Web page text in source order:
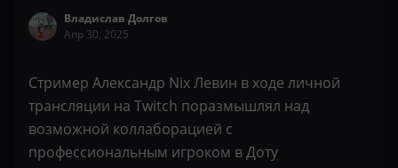
Владислав Долгов
Апр 30, 2025
Стример Александр Nix Левин в ходе личной
трансляции на Twitch поразмышлял над
возможной коллаборацией с
профессиональным игроком в Доту